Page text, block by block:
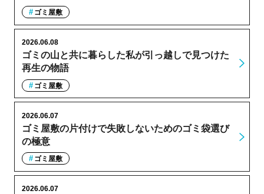
ゴミ屋敷
ゴミの山と共に暮らした私が引っ越しで見つけた
再生の物語
2026.06.08
ゴミ屋敷
ゴミ屋敷の片付けで失敗しないためのゴミ袋選び
の極意
2026.06.07
ゴミ屋敷
2026.06.07